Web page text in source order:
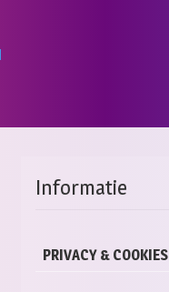
Informatie
PRIVACY & COOKIES